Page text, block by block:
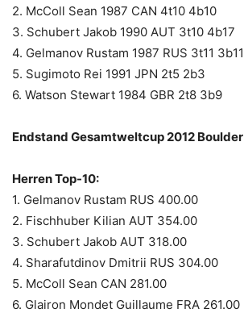
2. McColl Sean 1987 CAN 4t10 4b10
3. Schubert Jakob 1990 AUT 3t10 4b17
4. Gelmanov Rustam 1987 RUS 3t11 3b11
5. Sugimoto Rei 1991 JPN 2t5 2b3
6. Watson Stewart 1984 GBR 2t8 3b9
Endstand Gesamtweltcup 2012 Boulder
Herren Top-10:
1. Gelmanov Rustam RUS 400.00
2. Fischhuber Kilian AUT 354.00
3. Schubert Jakob AUT 318.00
4. Sharafutdinov Dmitrii RUS 304.00
5. McColl Sean CAN 281.00
6. Glairon Mondet Guillaume FRA 261.00